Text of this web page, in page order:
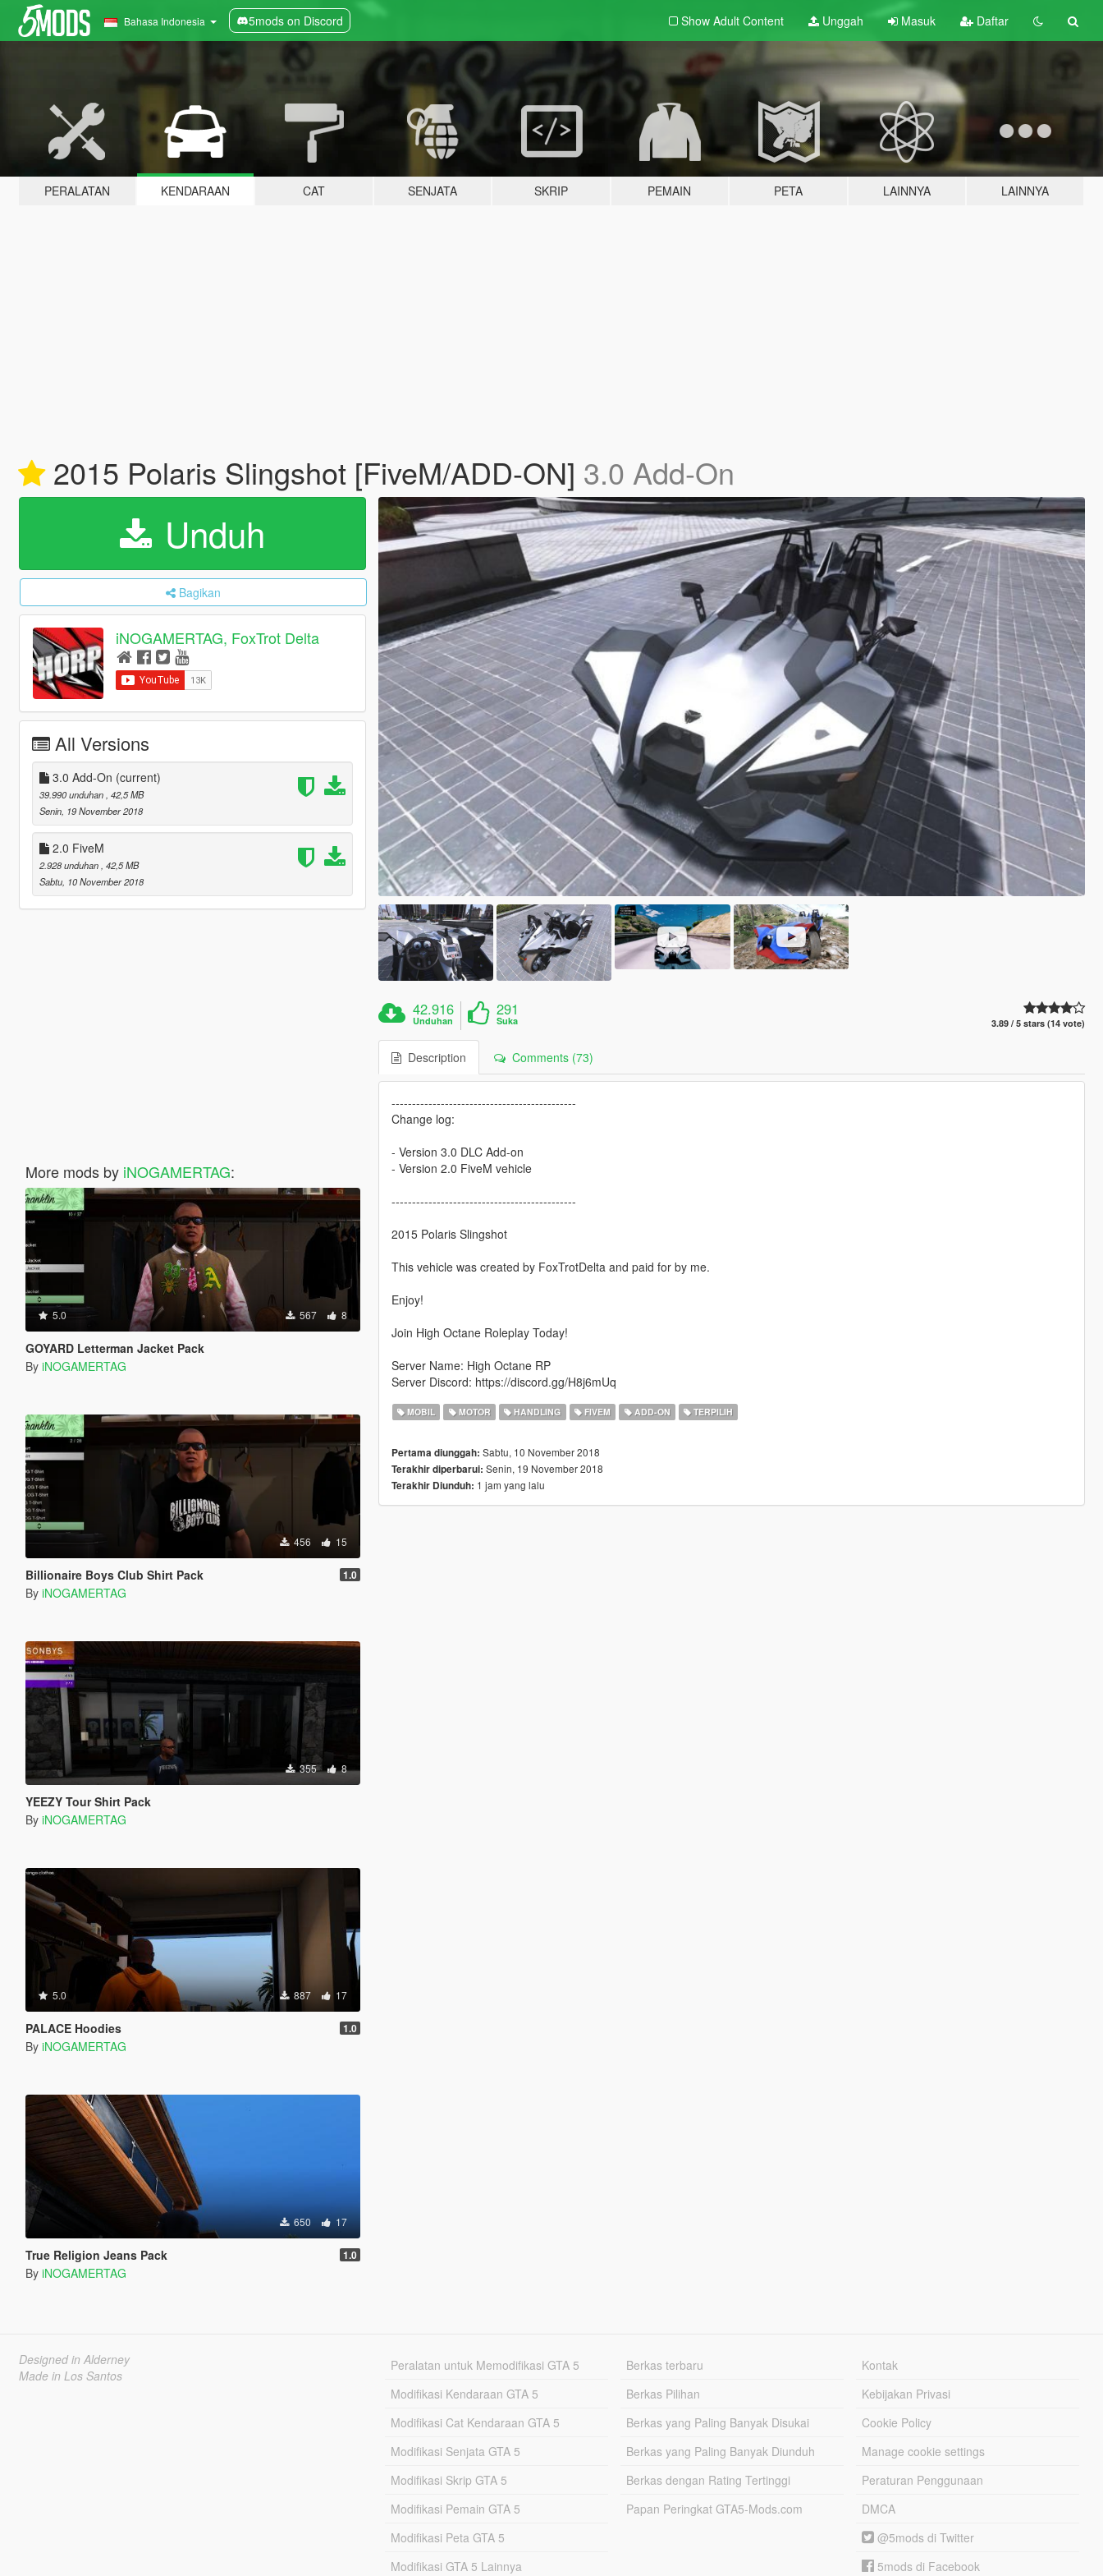
Bahasa Indonesia 5mods on Discord Show Adult Content Unggah Masuk Daftar
PERALATAN KENDARAAN CAT SENJATA SKRIP PEMAIN PETA LAINNYA LAINNYA
2015 Polaris Slingshot [FiveM/ADD-ON] 3.0 Add-On
Unduh
Bagikan
iNOGAMERTAG, FoxTrot Delta
All Versions
3.0 Add-On (current)
39.990 unduhan , 42,5 MB
Senin, 19 November 2018
2.0 FiveM
2.928 unduhan , 42,5 MB
Sabtu, 10 November 2018
More mods by iNOGAMERTAG:
5.0 567 8
GOYARD Letterman Jacket Pack
By iNOGAMERTAG
456 15
Billionaire Boys Club Shirt Pack 1.0
By iNOGAMERTAG
355 8
YEEZY Tour Shirt Pack
By iNOGAMERTAG
5.0 887 17
PALACE Hoodies 1.0
By iNOGAMERTAG
650 17
True Religion Jeans Pack 1.0
By iNOGAMERTAG
42.916
Unduhan
291
Suka 3.89 / 5 stars (14 vote)
Description Comments (73)
---------------------------------------------
Change log:
- Version 3.0 DLC Add-on
- Version 2.0 FiveM vehicle
---------------------------------------------
2015 Polaris Slingshot
This vehicle was created by FoxTrotDelta and paid for by me.
Enjoy!
Join High Octane Roleplay Today!
Server Name: High Octane RP
Server Discord: https://discord.gg/H8j6mUq
MOBIL MOTOR HANDLING FIVEM ADD-ON TERPILIH
Pertama diunggah: Sabtu, 10 November 2018
Terakhir diperbarui: Senin, 19 November 2018
Terakhir Diunduh: 1 jam yang lalu
Designed in Alderney
Made in Los Santos
Peralatan untuk Memodifikasi GTA 5
Modifikasi Kendaraan GTA 5
Modifikasi Cat Kendaraan GTA 5
Modifikasi Senjata GTA 5
Modifikasi Skrip GTA 5
Modifikasi Pemain GTA 5
Modifikasi Peta GTA 5
Modifikasi GTA 5 Lainnya
Berkas terbaru
Berkas Pilihan
Berkas yang Paling Banyak Disukai
Berkas yang Paling Banyak Diunduh
Berkas dengan Rating Tertinggi
Papan Peringkat GTA5-Mods.com
Kontak
Kebijakan Privasi
Cookie Policy
Manage cookie settings
Peraturan Penggunaan
DMCA
@5mods di Twitter
5mods di Facebook